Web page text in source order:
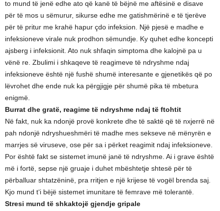
to mund të jenë edhe ato që kanë të bëjnë me aftësinë e disave
për të mos u sëmurur, sikurse edhe me gatishmërinë e të tjerëve
për të pritur me krahë hapur çdo infeksion. Një pjesë e madhe e
infeksioneve virale nuk prodhon sëmundje. Ky quhet edhe koncepti
ajsberg i infeksionit. Ato nuk shfaqin simptoma dhe kalojnë pa u
vënë re. Zbulimi i shkaqeve të reagimeve të ndryshme ndaj
infeksioneve është një fushë shumë interesante e gjenetikës që po
lëvrohet dhe ende nuk ka përgjigje për shumë pika të mbetura
enigmë.
Burrat dhe gratë, reagime të ndryshme ndaj të ftohtit
Në fakt, nuk ka ndonjë provë konkrete dhe të saktë që të nxjerrë në
pah ndonjë ndryshueshmëri të madhe mes sekseve në mënyrën e
marrjes së viruseve, ose për sa i përket reagimit ndaj infeksioneve.
Por është fakt se sistemet imunë janë të ndryshme. Ai i grave është
më i fortë, sepse një gruaje i duhet mbështetje shtesë për të
përballuar shtatzëninë, pra rritjen e një krijese të vogël brenda saj.
Kjo mund t‘i bëjë sistemet imunitare të femrave më tolerantë.
Stresi mund të shkaktojë gjendje gripale